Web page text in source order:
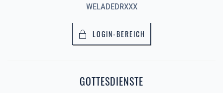
WELADEDRXXX
LOGIN-BEREICH
GOTTESDIENSTE